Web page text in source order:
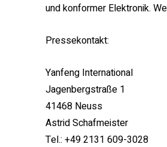
und konformer Elektronik.
Pressekontakt:
Yanfeng International
Jagenbergstraße 1
41468 Neuss
Astrid Schafmeister
Tel.: +49 2131 609-3028